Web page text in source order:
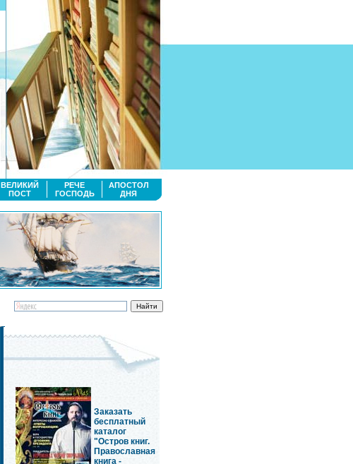
ВЕЛИКИЙ
ПОСТ
РЕЧЕ
ГОСПОДЬ
АПОСТОЛ
ДНЯ
Заказать
бесплатный
каталог
"Остров книг.
Православная
книга -